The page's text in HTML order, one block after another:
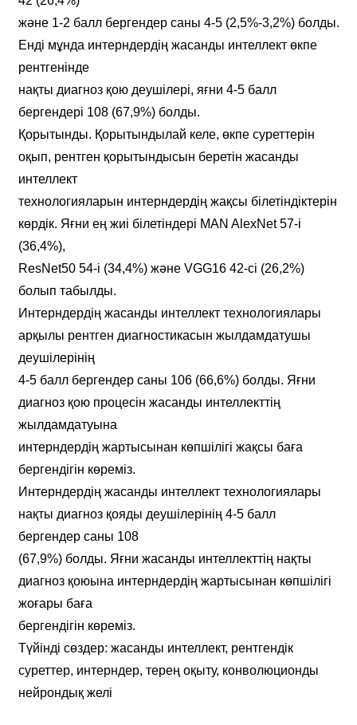
және 1-2 балл бергендер саны 4-5 (2,5%-3,2%) болды.
Енді мұнда интерндердің жасанды интеллект өкпе
рентгенінде
нақты диагноз қою деушілері, яғни 4-5 балл
бергендері 108 (67,9%) болды.
Қорытынды. Қорытындылай келе, өкпе суреттерін
оқып, рентген қорытындысын беретін жасанды
интеллект
технологияларын интерндердің жақсы білетіндіктерін
көрдік. Яғни ең жиі білетіндері MAN AlexNet 57-і
(36,4%),
ResNet50 54-і (34,4%) және VGG16 42-сі (26,2%)
болып табылды.
Интерндердің жасанды интеллект технологиялары
арқылы рентген диагностикасын жылдамдатушы
деушілерінің
4-5 балл бергендер саны 106 (66,6%) болды. Яғни
диагноз қою процесін жасанды интеллекттің
жылдамдатуына
интерндердің жартысынан көпшілігі жақсы баға
бергендігін көреміз.
Интерндердің жасанды интеллект технологиялары
нақты диагноз қояды деушілерінің 4-5 балл
бергендер саны 108
(67,9%) болды. Яғни жасанды интеллекттің нақты
диагноз қоюына интерндердің жартысынан көпшілігі
жоғары баға
бергендігін көреміз.
Түйінді сөздер: жасанды интеллект, рентгендік
суреттер, интерндер, терең оқыту, конволюционды
нейрондық желі